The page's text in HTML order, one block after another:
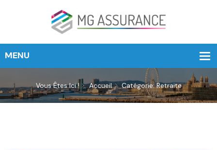
Vous Êtes Ici ! Accueil Catégorie: Retraite